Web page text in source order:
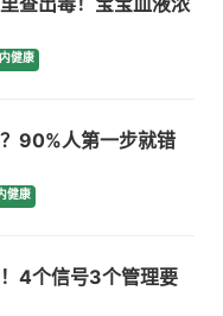
健康
90%人第一步就错
健康
4个信号3个管理要